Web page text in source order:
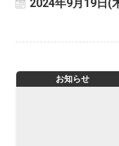
2024年9月19日(
お知らせ